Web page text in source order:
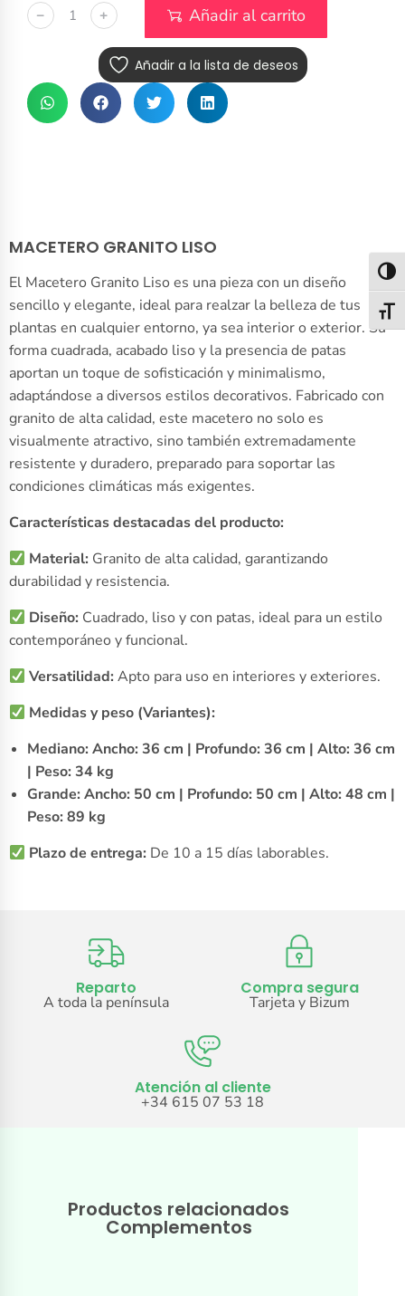
﹣ ﹢ Añadir al carrito
Añadir a la lista de deseos
MACETERO GRANITO LISO
El Macetero Granito Liso es una pieza con un diseño
sencillo y elegante, ideal para realzar la belleza de tus
plantas en cualquier entorno, ya sea interior o exterior. Su
forma cuadrada, acabado liso y la presencia de patas
aportan un toque de sofisticación y minimalismo,
adaptándose a diversos estilos decorativos. Fabricado con
granito de alta calidad, este macetero no solo es
visualmente atractivo, sino también extremadamente
resistente y duradero, preparado para soportar las
condiciones climáticas más exigentes.
Características destacadas del producto:
Material: Granito de alta calidad, garantizando
durabilidad y resistencia.
Diseño: Cuadrado, liso y con patas, ideal para un estilo
contemporáneo y funcional.
Versatilidad: Apto para uso en interiores y exteriores.
Medidas y peso (Variantes):
Mediano: Ancho: 36 cm | Profundo: 36 cm | Alto: 36 cm
| Peso: 34 kg
Grande: Ancho: 50 cm | Profundo: 50 cm | Alto: 48 cm |
Peso: 89 kg
Plazo de entrega: De 10 a 15 días laborables.
Reparto
A toda la península
Compra segura
Tarjeta y Bizum
Atención al cliente
+34 615 07 53 18
Productos relacionados
Complementos